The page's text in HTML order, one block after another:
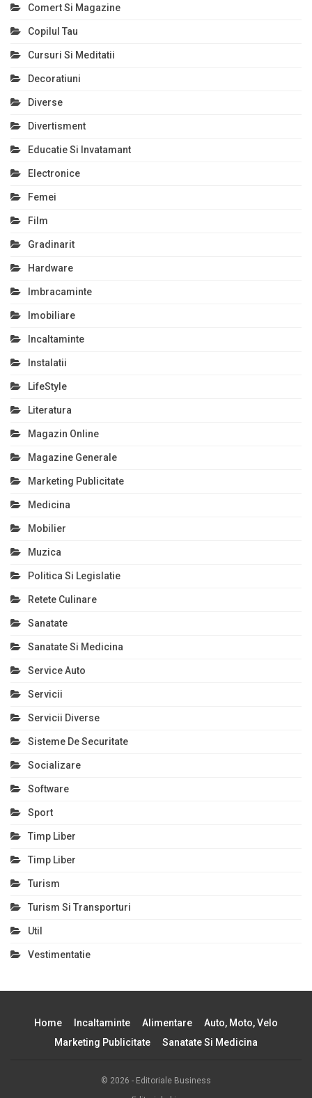
Comert Si Magazine
Copilul Tau
Cursuri Si Meditatii
Decoratiuni
Diverse
Divertisment
Educatie Si Invatamant
Electronice
Femei
Film
Gradinarit
Hardware
Imbracaminte
Imobiliare
Incaltaminte
Instalatii
LifeStyle
Literatura
Magazin Online
Magazine Generale
Marketing Publicitate
Medicina
Mobilier
Muzica
Politica Si Legislatie
Retete Culinare
Sanatate
Sanatate Si Medicina
Service Auto
Servicii
Servicii Diverse
Sisteme De Securitate
Socializare
Software
Sport
Timp Liber
Timp Liber
Turism
Turism Si Transporturi
Util
Vestimentatie
Home Incaltaminte Alimentare
Auto, Moto, Velo
Marketing Publicitate
Sanatate Si Medicina
© 2026 - Editoriale Business